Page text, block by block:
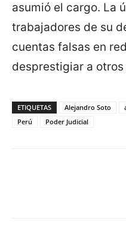
asumió el cargo. La
trabajadores de su
cuentas falsas en
desprestigiar a
ETIQUETAS Alejandro Soto
Perú
Poder Judicial